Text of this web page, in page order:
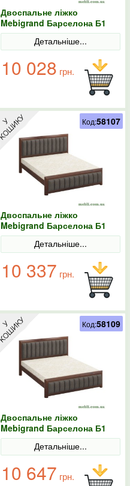
Двоспальне ліжко
Mebigrand Барселона Б1
Горіх темний/Аляска 97
Детальніше...
10 028 грн.
Двоспальне ліжко
Mebigrand Барселона Б1
Горіх темний/Аляска 97
Детальніше...
10 337 грн.
Код:58107
Двоспальне ліжко
Mebigrand Барселона Б1
Горіх темний/Аляска 97
Детальніше...
10 647 грн.
Код:58109